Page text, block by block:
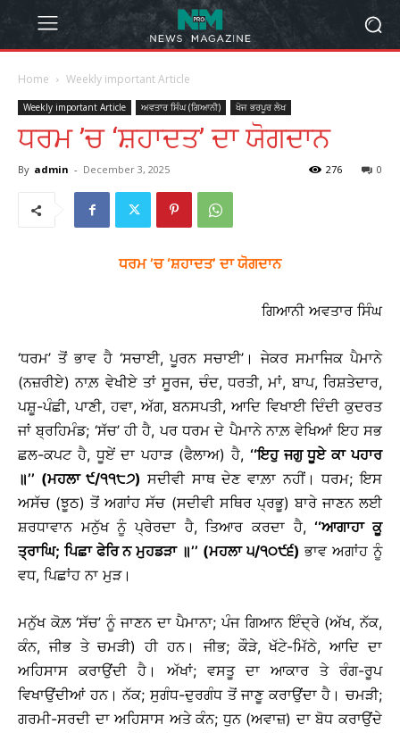
Home Weekly important Article
Weekly important Article ਅਵਤਾਰ ਸਿੰਘ (ਗਿਆਨੀ) ਖੋਜ ਭਰਪੂਰ ਲੇਖ
ਧਰਮ ’ਚ ‘ਸ਼ਹਾਦਤ’ ਦਾ ਯੋਗਦਾਨ
By admin - December 3, 2025 0
276
ਧਰਮ’ਚ ‘ਸ਼ਹਾਦਤ’ ਦਾ ਯੋਗਦਾਨ
ਗਿਆਨੀ ਅਵਤਾਰ ਸਿੰਘ
‘ਧਰਮ’ ਤੋਂ ਭਾਵ ਹੈ ‘ਸਚਾਈ, ਪੂਰਨ ਸਚਾਈ’। ਜੇਕਰ ਸਮਾਜਿਕ ਪੈਮਾਨੇ
(ਨਜ਼ਰੀਏ) ਨਾਲ਼ ਵੇਖੀਏ ਤਾਂ ਸੂਰਜ, ਚੰਦ, ਧਰਤੀ, ਮਾਂ, ਬਾਪ, ਰਿਸ਼ਤੇਦਾਰ,
ਪਸ਼ੂ-ਪੰਛੀ, ਪਾਣੀ, ਹਵਾ, ਅੱਗ, ਬਨਸਪਤੀ, ਆਦਿ ਵਿਖਾਈ ਦਿੰਦੀ ਕੁਦਰਤ
ਜਾਂ ਬ੍ਰਹਿਮੰਡ; ‘ਸੱਚ’ ਹੀ ਹੈ, ਪਰ ਧਰਮ ਦੇ ਪੈਮਾਨੇ ਨਾਲ਼ ਵੇਖਿਆਂ ਇਹ ਸਭ
ਛਲ-ਕਪਟ ਹੈ, ਧੂਏਂ ਦਾ ਪਹਾੜ (ਫੈਲਾਅ) ਹੈ, ‘‘ਇਹੁ ਜਗੁ ਧੂਏ ਕਾ ਪਹਾਰ
॥’’ (ਮਹਲਾ ੯/੧੧੮੭) ਸਦੀਵੀ ਸਾਥ ਦੇਣ ਵਾਲ਼ਾ ਨਹੀਂ। ਧਰਮ; ਇਸ
ਅਸੱਚ (ਝੂਠ) ਤੋਂ ਅਗਾਂਹ ਸੱਚ (ਸਦੀਵੀ ਸਥਿਰ ਪ੍ਰਭੂ) ਬਾਰੇ ਜਾਣਨ ਲਈ
ਸ਼ਰਧਾਵਾਨ ਮਨੁੱਖ ਨੂੰ ਪ੍ਰੇਰਦਾ ਹੈ, ਤਿਆਰ ਕਰਦਾ ਹੈ,‘‘ਆਗਾਹਾ ਕੂ
ਤ੍ਰਾਘਿ; ਪਿਛਾ ਫੇਰਿ ਨ ਮੁਹਡੜਾ ॥’’ (ਮਹਲਾ ੫/੧੦੯੬) ਭਾਵ ਅਗਾਂਹ ਨੂੰ
ਵਧ, ਪਿਛਾਂਹ ਨਾ ਮੁੜ।
ਮਨੁੱਖ ਕੋਲ਼ ‘ਸੱਚ’ ਨੂੰ ਜਾਣਨ ਦਾ ਪੈਮਾਨਾ; ਪੰਜ ਗਿਆਨ ਇੰਦ੍ਰੇ (ਅੱਖ, ਨੱਕ,
ਕੰਨ, ਜੀਭ ਤੇ ਚਮੜੀ) ਹੀ ਹਨ। ਜੀਭ; ਕੌੜੇ, ਖੱਟੇ-ਮਿੱਠੇ, ਆਦਿ ਦਾ
ਅਹਿਸਾਸ ਕਰਾਉਂਦੀ ਹੈ। ਅੱਖਾਂ; ਵਸਤੂ ਦਾ ਆਕਾਰ ਤੇ ਰੰਗ-ਰੂਪ
ਵਿਖਾਉਂਦੀਆਂ ਹਨ। ਨੱਕ; ਸੁਗੰਧ-ਦੁਰਗੰਧ ਤੋਂ ਜਾਣੂ ਕਰਾਉਂਦਾ ਹੈ। ਚਮੜੀ;
ਗਰਮੀ-ਸਰਦੀ ਦਾ ਅਹਿਸਾਸ ਅਤੇ ਕੰਨ; ਧੁਨ (ਅਵਾਜ਼) ਦਾ ਬੋਧ ਕਰਾਉਂਦੇ